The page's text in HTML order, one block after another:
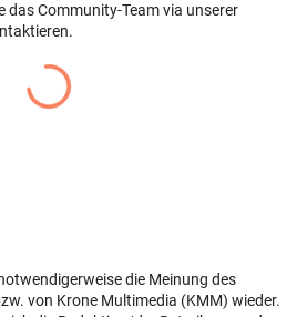
das Community-Team via unserer
die Meinung des
von Krone Multimedia (KMM) wieder.